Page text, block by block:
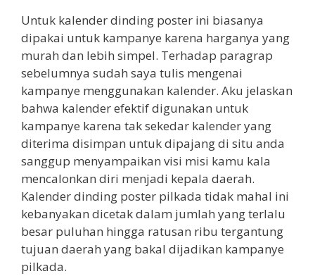
Untuk kalender dinding poster ini biasanya
dipakai untuk kampanye karena harganya yang
murah dan lebih simpel. Terhadap paragrap
sebelumnya sudah saya tulis mengenai
kampanye menggunakan kalender. Aku jelaskan
bahwa kalender efektif digunakan untuk
kampanye karena tak sekedar kalender yang
diterima disimpan untuk dipajang di situ anda
sanggup menyampaikan visi misi kamu kala
mencalonkan diri menjadi kepala daerah.
Kalender dinding poster pilkada tidak mahal ini
kebanyakan dicetak dalam jumlah yang terlalu
besar puluhan hingga ratusan ribu tergantung
tujuan daerah yang bakal dijadikan kampanye
pilkada.